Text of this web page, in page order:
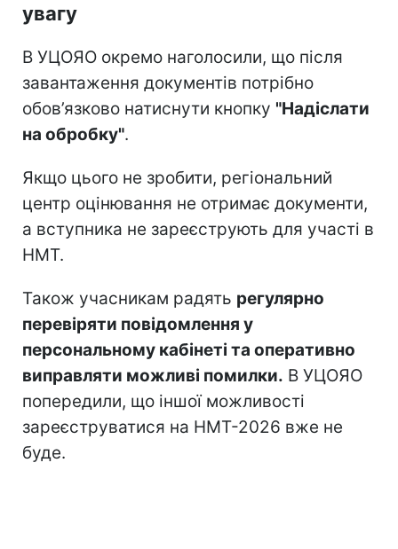
увагу
В УЦОЯО окремо наголосили, що після
завантаження документів потрібно
обов’язково натиснути кнопку "Надіслати
на обробку".
Якщо цього не зробити, регіональний
центр оцінювання не отримає документи,
а вступника не зареєструють для участі в
НМТ.
Також учасникам радять регулярно
перевіряти повідомлення у
персональному кабінеті та оперативно
виправляти можливі помилки. В УЦОЯО
попередили, що іншої можливості
зареєструватися на НМТ-2026 вже не
буде.